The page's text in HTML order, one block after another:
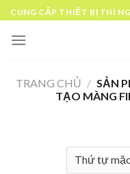
Skip
to
content
CUNG CẤP THIẾT BỊ THÍ
TRANG CHỦ / SẢN
TẠO MÀNG